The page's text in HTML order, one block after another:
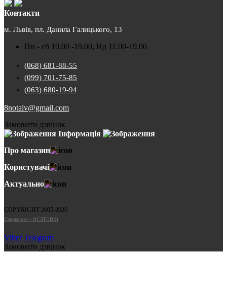
Контакти
м. Львів, пл. Данила Галицького, 13
Пн - сб 10.00 -19.00, Нд 11.00-19.00
(068) 681-88-55
(099) 701-75-85
(063) 680-19-94
8notalv@gmail.com
Замовити дзвінок
Інформація
Про магазин
Користувачі
Актуально
COPYRIGHT 2005-2026
Cтворено в — OC STUDIO
Viber Telegram
Замовити дзвінок